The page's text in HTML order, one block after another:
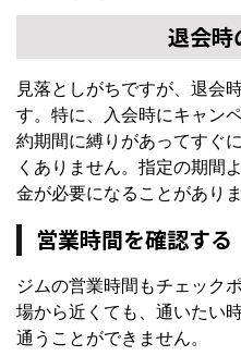
退会時
見落としがちですが、退会
す。特に、入会時にキャン
約期間に縛りがあってすぐ
くありません。指定の期間
金が必要になることがありま
営業時間を確認する
ジムの営業時間もチェック
場から近くても、通いたい
通うことができません。